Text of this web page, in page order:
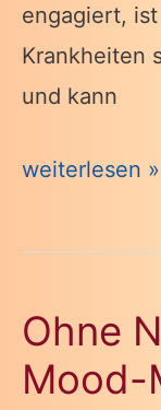
engagiert,
Krankheiten
und kann
Eigentlich
weiterlesen »
Ohne
Mood-